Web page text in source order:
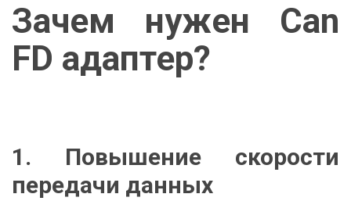
Зачем нужен Can
FD адаптер?
1. Повышение скорости
передачи данных